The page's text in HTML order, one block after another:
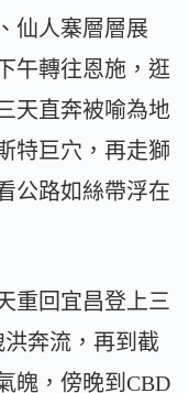
仙人寨層層展
午轉往恩施，逛
天直奔被喻為地
特巨穴，再走獅
公路如絲帶浮在
重回宜昌登上三
奔流，再到截
魄，傍晚到CBD